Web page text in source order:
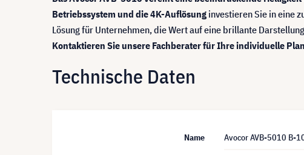
Betriebssystem und die 4K-Auflösung investieren Sie in eine
Lösung für Unternehmen, die Wert auf eine brillante
Kontaktieren Sie unsere Fachberater für Ihre individuelle
Technische Daten
Name Avocor AVB-5010 B-